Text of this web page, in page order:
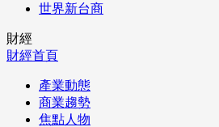
世界新台商
財經
財經首頁
產業動態
商業趨勢
焦點人物